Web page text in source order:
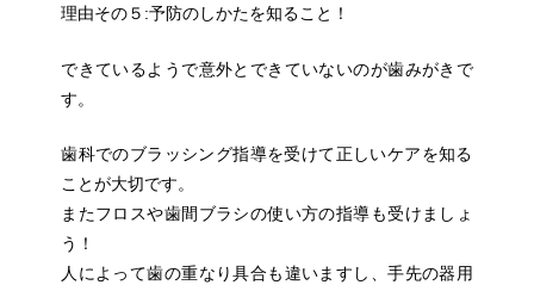
理由その５:予防のしかたを知ること！
できているようで意外とできていないのが歯みがきで
す。
歯科でのブラッシング指導を受けて正しいケアを知る
ことが大切です。
またフロスや歯間ブラシの使い方の指導も受けましょ
う！
人によって歯の重なり具合も違いますし、手先の器用